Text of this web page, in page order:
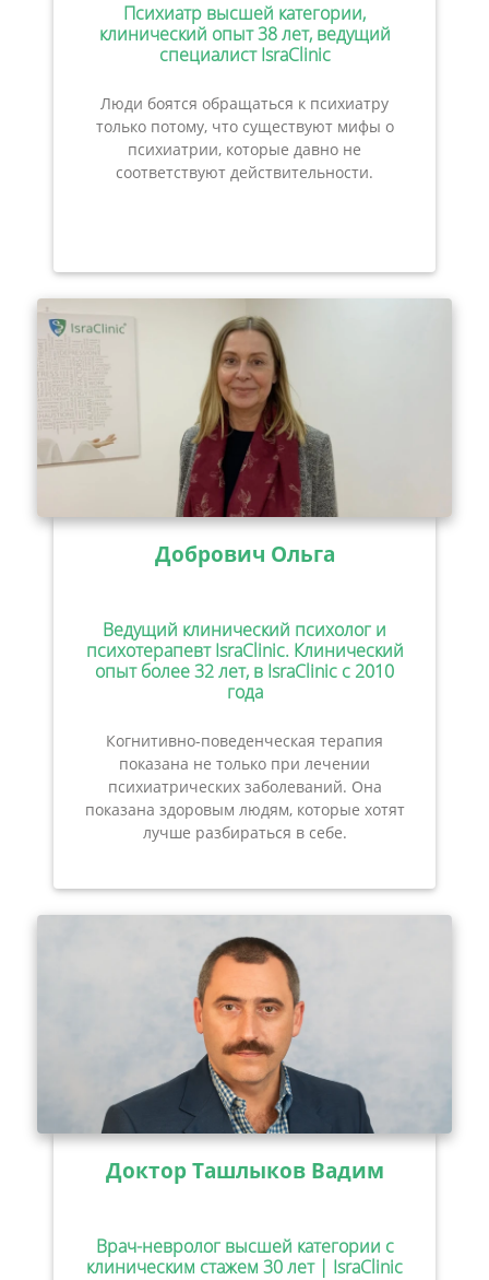
Психиатр высшей категории,
клинический опыт 38 лет, ведущий
специалист IsraClinic
Люди боятся обращаться к психиатру
только потому, что существуют мифы о
психиатрии, которые давно не
соответствуют действительности.
Добрович Ольга
Ведущий клинический психолог и
психотерапевт IsraClinic. Клинический
опыт более 32 лет, в IsraClinic с 2010
года
Когнитивно-поведенческая терапия
показана не только при лечении
психиатрических заболеваний. Она
показана здоровым людям, которые хотят
лучше разбираться в себе.
Доктор Ташлыков Вадим
Врач-невролог высшей категории с
клиническим стажем 30 лет | IsraClinic